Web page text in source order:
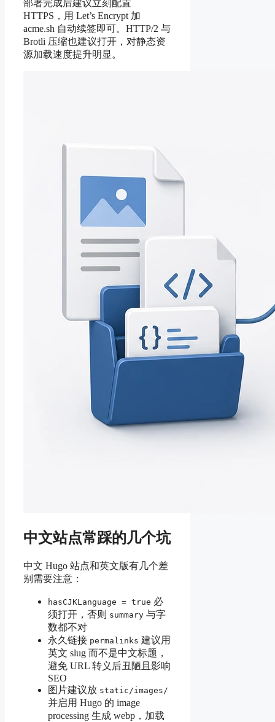
部署完成后建议立刻配置
HTTPS，用 Let’s Encrypt 加
acme.sh 自动续签即可。HTTP/2 与
Brotli 压缩也建议打开，对静态资
源加载速度提升明显。
中文站点常踩的几个坑
中文 Hugo 站点和英文版有几个差
别需要注意：
hasCJKLanguage = true 必
须打开，否则 summary 与字
数都不对
永久链接 permalinks 建议用
英文 slug 而不是中文标题，
避免 URL 转义后丑陋且影响
SEO
图片建议放 static/images/
并启用 Hugo 的 image
processing 生成 webp，加载